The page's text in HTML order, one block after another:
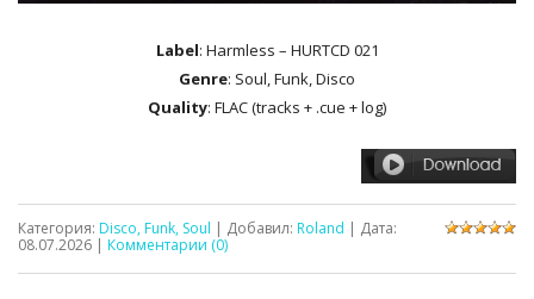
Label: Harmless – HURTCD 021
Genre: Soul, Funk, Disco
Quality: FLAC (tracks + .cue + log)
Категория: Disco, Funk, Soul | Добавил: Roland | Дата:
08.07.2026 | Комментарии (0)